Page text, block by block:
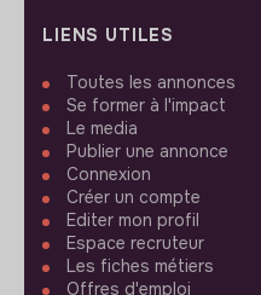
LIENS UTILES
Toutes les annonces
Se former à l'impact
Le media
Publier une annonce
Connexion
Créer un compte
Editer mon profil
Espace recruteur
Les fiches métiers
Offres d'emploi